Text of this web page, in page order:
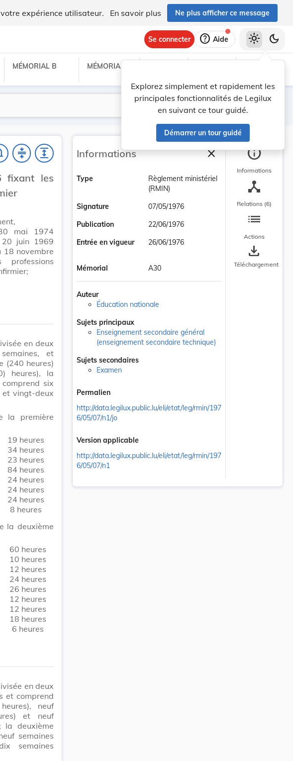
expérience utilisateur. En savoir plus Ne plus afficher ce message
Se connecter help Aide
Explorez simplement et rapidement les
principales fonctionnalités de Legilux
en suivant ce tour guidé.
Démarrer un tour guidé
light_mode dark_mode
MÉMORIAL B MÉMORIAL C
Lancer la recherche
Filtres
compress expand
fixant les
mai 1974
20 juin 1969
novembre
en deux
et
(240 heures)
heures), la
six
et vingt-deux
la première
19 heures
34 heures
23 heures
84 heures
24 heures
24 heures
24 heures
8 heures
la deuxième
60 heures
10 heures
12 heures
24 heures
26 heures
12 heures
12 heures
18 heures
6 heures
en deux
et comprend
neuf
et neuf
la deuxième
semaines
semaines
Informations closeFermer la barre
Type
Règlement ministériel
(RMIN)
Signature
07/05/1976
Publication
22/06/1976
Entrée en vigueur
26/06/1976
Mémorial A30
Auteur
Éducation nationale
Sujets principaux
Enseignement secondaire général
(enseignement secondaire technique)
Sujets secondaires
Examen
Permalien
http://data.legilux.public.lu/eli/etat/leg/rmin/197
6/05/07/n1/jo
Version applicable
http://data.legilux.public.lu/eli/etat/leg/rmin/197
6/05/07/n1
info
Informations
device_hub
Relations (6)
list
Actions
save_alt
Téléchargement